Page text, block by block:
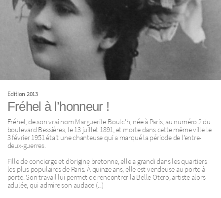
Edition 2013
Fréhel à l’honneur !
Fréhel, de son vrai nom Marguerite Boulc’h, née à Paris, au numéro 2 du
boulevard Bessières, le 13 juillet 1891, et morte dans cette même ville le
3 février 1951 était une chanteuse qui a marqué la période de l’entre-
deux-guerres.
Fille de concierge et d’origine bretonne, elle a grandi dans les quartiers
les plus populaires de Paris. À quinze ans, elle est vendeuse au porte à
porte. Son travail lui permet de rencontrer la Belle Otero, artiste alors
adulée, qui admire son audace (...)